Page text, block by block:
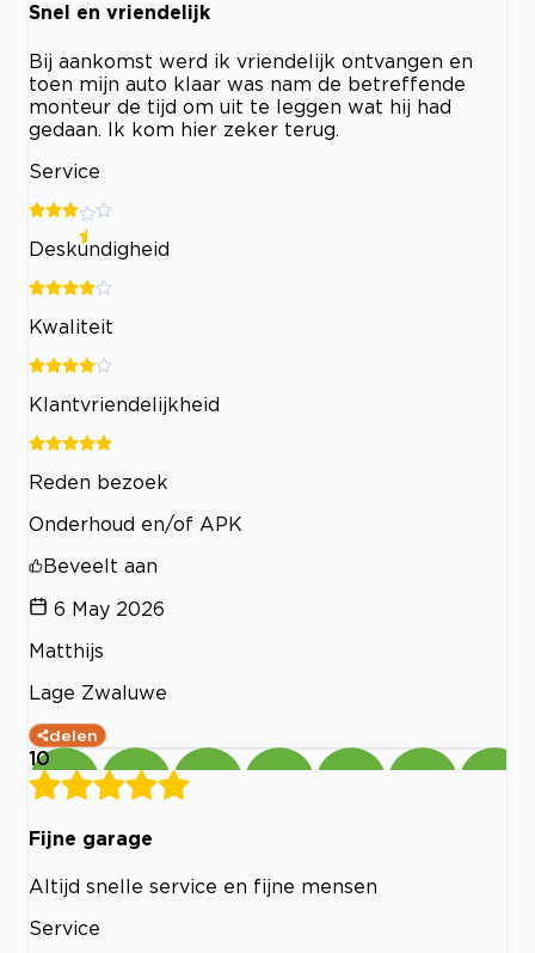
Snel en vriendelijk
Bij aankomst werd ik vriendelijk ontvangen en
toen mijn auto klaar was nam de betreffende
monteur de tijd om uit te leggen wat hij had
gedaan. Ik kom hier zeker terug.
Service
Deskundigheid
Kwaliteit
Klantvriendelijkheid
Reden bezoek
Onderhoud en/of APK
Beveelt aan
6 May 2026
Matthijs
Lage Zwaluwe
delen
10
Fijne garage
Altijd snelle service en fijne mensen
Service